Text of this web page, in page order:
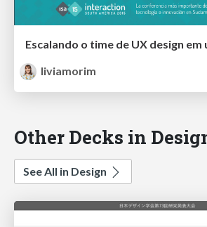
Escalando o time de UX design
liviamorim
Other Decks in
See All in Design